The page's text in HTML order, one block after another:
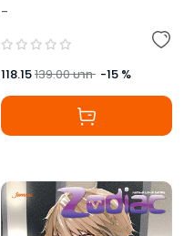
-
118.15139.00บาท -15 %